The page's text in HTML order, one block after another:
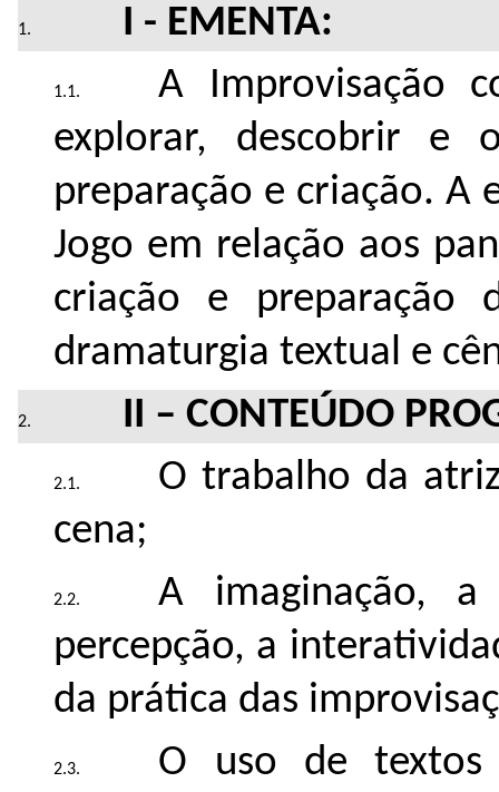
I - EMENTA:
A Improvisação
explorar, descobrir e
preparação e criação. A
Jogo em relação aos
criação e
dramaturgia textual e
II – CONTEÚDO
O trabalho da
cena;
A imaginação, a
percepção, a
da prática das
O uso de textos